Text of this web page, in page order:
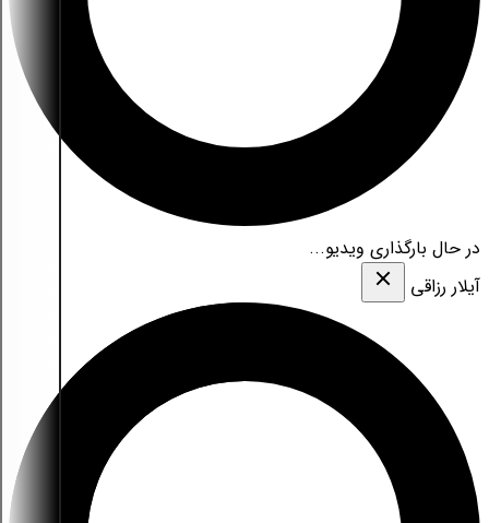
در حال بارگذاری ویدیو...
آیلار رزاقی